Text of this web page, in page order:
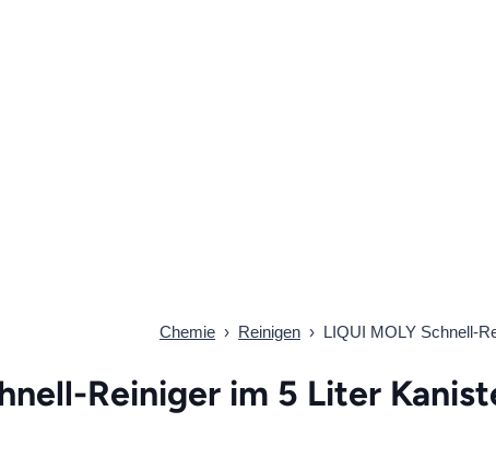
Chemie › Reinigen › LIQUI MOLY Schnell-
Reiniger im 5 Liter